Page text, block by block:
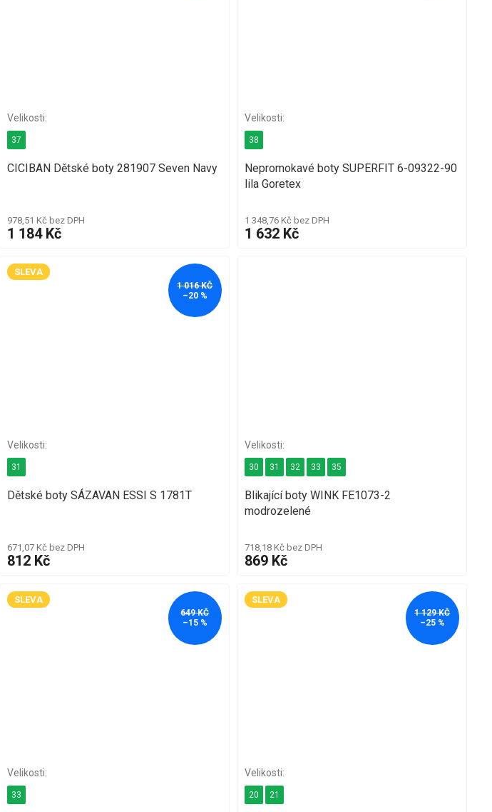
CICIBAN Dětské boty 281907 Seven Navy
978,51 Kč bez DPH
1 184 Kč
37
Nepromokavé boty SUPERFIT 6-09322-90
lila Goretex
1 348,76 Kč bez DPH
1 632 Kč
38
SLEVA
1 016 KČ
–20 %
Dětské boty SÁZAVAN ESSI S 1781T
671,07 Kč bez DPH
812 Kč
31
Blikající boty WINK FE1073-2
modrozelené
718,18 Kč bez DPH
869 Kč
30 31 32 33 35
SLEVA
649 KČ
–15 %
33
SLEVA
1 129 KČ
–25 %
20 21